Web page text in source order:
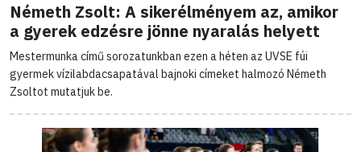
Németh Zsolt: A sikerélményem az, amikor
a gyerek edzésre jönne nyaralás helyett
Mestermunka című sorozatunkban ezen a héten az UVSE fúi
gyermek vízilabdacsapatával bajnoki címeket halmozó Németh
Zsoltot mutatjuk be.